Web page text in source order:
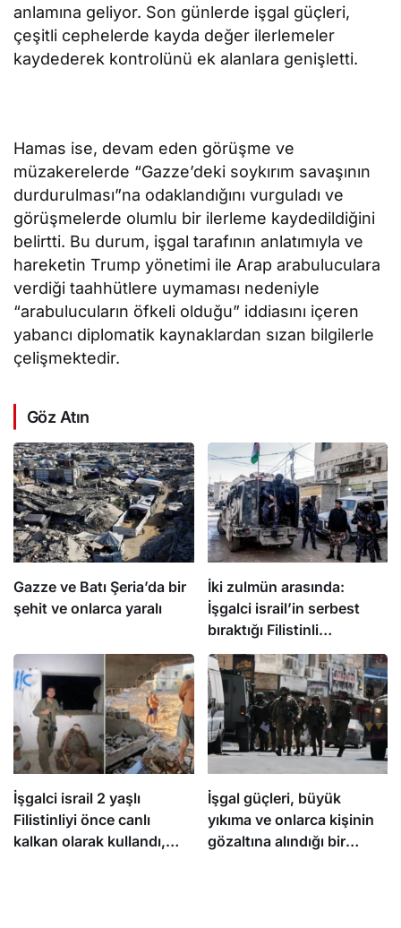
anlamına geliyor. Son günlerde işgal güçleri,
çeşitli cephelerde kayda değer ilerlemeler
kaydederek kontrolünü ek alanlara genişletti.
Hamas ise, devam eden görüşme ve
müzakerelerde “Gazze’deki soykırım savaşının
durdurulması”na odaklandığını vurguladı ve
görüşmelerde olumlu bir ilerleme kaydedildiğini
belirtti. Bu durum, işgal tarafının anlatımıyla ve
hareketin Trump yönetimi ile Arap arabuluculara
verdiği taahhütlere uymaması nedeniyle
“arabulucuların öfkeli olduğu” iddiasını içeren
yabancı diplomatik kaynaklardan sızan bilgilerle
çelişmektedir.
Göz Atın
Gazze ve Batı Şeria’da bir
şehit ve onlarca yaralı
İki zulmün arasında:
İşgalci israil’in serbest
bıraktığı Filistinli
mahkumları Abbas
yönetimi gözaltına aldı
İşgalci israil 2 yaşlı
Filistinliyi önce canlı
kalkan olarak kullandı,
İşgal güçleri, büyük
yıkıma ve onlarca kişinin
gözaltına alındığı bir